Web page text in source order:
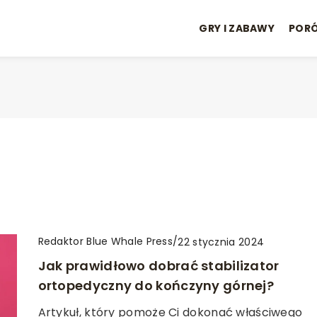
GRY I ZABAWY
Redaktor Blue Whale Press/22 stycznia 2024
Jak prawidłowo dobrać stabilizator
ortopedyczny do kończyny górnej?
Artykuł, który pomoże Ci dokonać właściwego